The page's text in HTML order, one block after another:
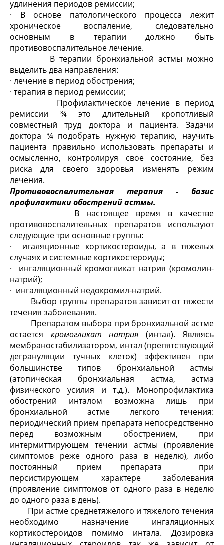
удлинения периодов ремиссии;
· В основе патологического процесса лежит
хроническое воспаление, следовательно
основным в терапии должно быть
противовоспалительное лечение.
В терапии бронхиальной астмы можно
выделить два направления:
· лечение в период обострения;
· терапия в период ремиссии;
Профилактическое лечение в период
ремиссии ¾ это длительный кропотливый
совместный труд доктора и пациента. Задачи
доктора ¾ подобрать нужную терапию, научить
пациента правильно использовать препараты и
осмысленно, контролируя свое состояние, без
риска для своего здоровья изменять режим
лечения.
Противовоспвлительная терапия - базис
профилактики обострений астмы.
В настоящее время в качестве
противовоспалительных препаратов используют
следующие три основные группы:
· игаляционные кортикостероиды, а в тяжелых
случаях и системные кортикостероиды;
· ингаляционный кромогликат натрия (кромолин-
натрий);
· ингаляционный недокромил-натрий.
Выбор группы препаратов зависит от тяжести
течения заболевания.
Препаратом выбора при бронхиальной астме
остается кромогликат натрия (интал). Являясь
мембраностабилизатором, интал (препятствующий
дегрануляции тучных клеток) эффективен при
большинстве типов бронхиальной астмы
(атопическая бронхиальная астма, астма
физического усилия и т.д.). Монопрофилактика
обострений инталом возможна лишь при
бронхиальной астме легкого течения:
периодический прием препарата непосредственно
перед возможным обострением, при
интермиттирующем течении астмы (проявление
симптомов реже одного раза в неделю), либо
постоянный прием препарата при
персистирующем характере заболевания
(проявление симптомов от одного раза в неделю
до одного раза в день).
При астме среднетяжелого и тяжелого течения
необходимо назначение ингаляционных
кортикостероидов помимо интала. Дозировка